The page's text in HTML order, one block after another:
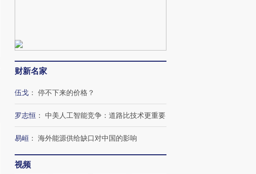
财新名家
伍戈 ： 停不下来的价格？
罗志恒 ： 中美人工智能竞争：道路比技术更重要
易峘 ： 海外能源供给缺口对中国的影响
视频